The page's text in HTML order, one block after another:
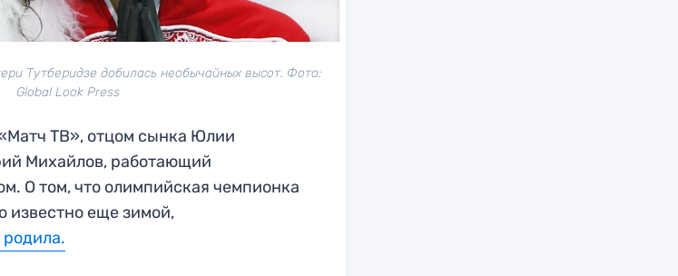
Тутберидзе добилась необычайных высот. Фото:
Global Look Press
ТВ», отцом сынка Юлии
Михайлов, работающий
О том, что олимпийская чемпионка
известно еще зимой,
родила.